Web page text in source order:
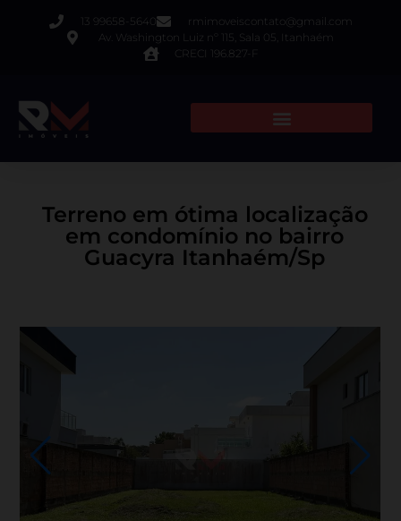
13 99658-5640
rmimoveiscontato@gmail.com
Av. Washington Luiz nº 115, Sala 05, Itanhaém
CRECI 196.827-F
Terreno em ótima localização
em condomínio no bairro
Guacyra Itanhaém/Sp